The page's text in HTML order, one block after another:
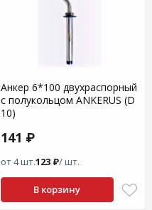
Анкер 6*100 двухраспорный
с полукольцом ANKERUS (D
10)
141 ₽
от 4 шт.123 ₽/ шт.
В корзину